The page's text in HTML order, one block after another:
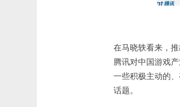
在马晓轶看来，
腾讯对中国游戏
一些积极主动的
话题。